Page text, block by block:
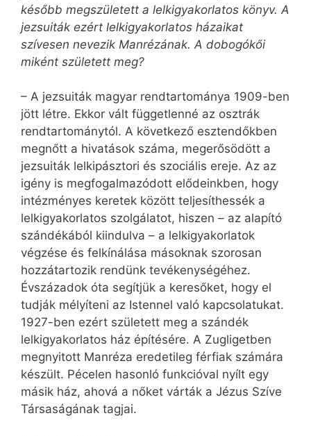
később megszületett a lelkigyakorlatos könyv. A
jezsuiták ezért lelkigyakorlatos házaikat
szívesen nevezik Manrézának. A dobogókői
miként született meg?
– A jezsuiták magyar rendtartománya 1909-ben
jött létre. Ekkor vált függetlenné az osztrák
rendtartománytól. A következő esztendőkben
megnőtt a hivatások száma, megerősödött a
jezsuiták lelkipásztori és szociális ereje. Az az
igény is megfogalmazódott elődeinkben, hogy
intézményes keretek között teljesíthessék a
lelkigyakorlatos szolgálatot, hiszen – az alapító
szándékából kiindulva – a lelkigyakorlatok
végzése és felkínálása másoknak szorosan
hozzátartozik rendünk tevékenységéhez.
Évszázadok óta segítjük a keresőket, hogy el
tudják mélyíteni az Istennel való kapcsolatukat.
1927-ben ezért született meg a szándék
lelkigyakorlatos ház építésére. A Zugligetben
megnyitott Manréza eredetileg férfiak számára
készült. Pécelen hasonló funkcióval nyílt egy
másik ház, ahová a nőket várták a Jézus Szíve
Társaságának tagjai.